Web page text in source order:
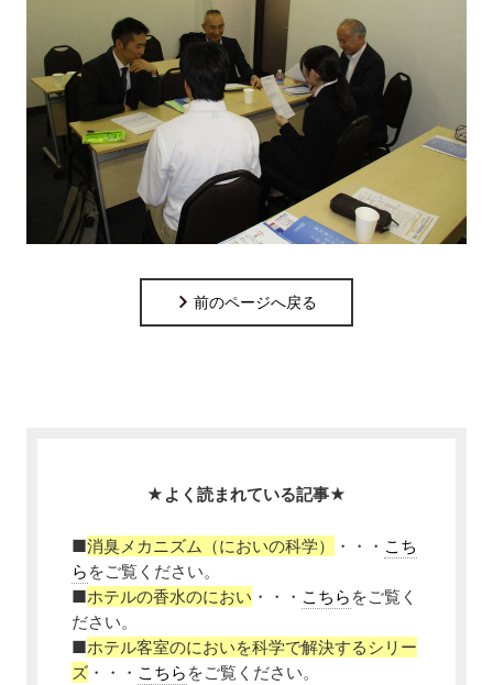
前のページへ戻る
★よく読まれている記事★
■消臭メカニズム（においの科学） ・・・ こち
ら をご覧ください。
■ホテルの香水のにおい ・・・ こちら をご覧く
ださい。
■ホテル客室のにおいを科学で解決するシリー
ズ ・・・ こちら をご覧ください。